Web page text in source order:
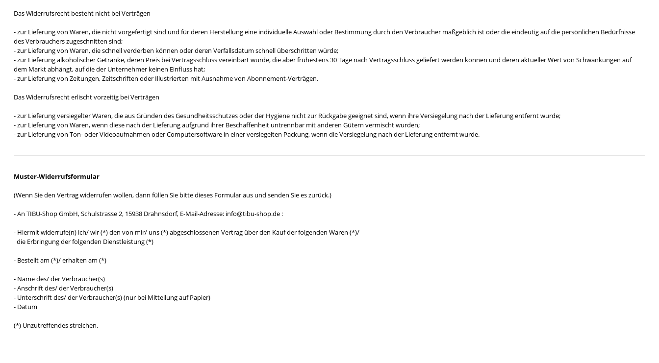
Das Widerrufsrecht besteht nicht bei Verträgen
- zur Lieferung von Waren, die nicht vorgefertigt sind und für deren Herstellung eine individuelle Auswahl oder Bestimmung durch den Verbraucher maßgeblich ist oder die eindeutig auf die persönlichen Bedürfnisse
des Verbrauchers zugeschnitten sind;
- zur Lieferung von Waren, die schnell verderben können oder deren Verfallsdatum schnell überschritten würde;
- zur Lieferung alkoholischer Getränke, deren Preis bei Vertragsschluss vereinbart wurde, die aber frühestens 30 Tage nach Vertragsschluss geliefert werden können und deren aktueller Wert von Schwankungen auf
dem Markt abhängt, auf die der Unternehmer keinen Einfluss hat;
- zur Lieferung von Zeitungen, Zeitschriften oder Illustrierten mit Ausnahme von Abonnement-Verträgen.
Das Widerrufsrecht erlischt vorzeitig bei Verträgen
- zur Lieferung versiegelter Waren, die aus Gründen des Gesundheitsschutzes oder der Hygiene nicht zur Rückgabe geeignet sind, wenn ihre Versiegelung nach der Lieferung entfernt wurde;
- zur Lieferung von Waren, wenn diese nach der Lieferung aufgrund ihrer Beschaffenheit untrennbar mit anderen Gütern vermischt wurden;
- zur Lieferung von Ton- oder Videoaufnahmen oder Computersoftware in einer versiegelten Packung, wenn die Versiegelung nach der Lieferung entfernt wurde.
Muster-Widerrufsformular
(Wenn Sie den Vertrag widerrufen wollen, dann füllen Sie bitte dieses Formular aus und senden Sie es zurück.)
- An TIBU-Shop GmbH, Schulstrasse 2, 15938 Drahnsdorf, E-Mail-Adresse: info@tibu-shop.de :
- Hiermit widerrufe(n) ich/ wir (*) den von mir/ uns (*) abgeschlossenen Vertrag über den Kauf der folgenden Waren (*)/
die Erbringung der folgenden Dienstleistung (*)
- Bestellt am (*)/ erhalten am (*)
- Name des/ der Verbraucher(s)
- Anschrift des/ der Verbraucher(s)
- Unterschrift des/ der Verbraucher(s) (nur bei Mitteilung auf Papier)
- Datum
(*) Unzutreffendes streichen.